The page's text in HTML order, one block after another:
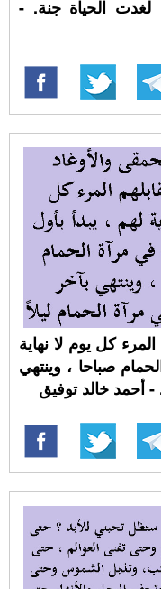
لغدت الحياة جنة. -
كل يوم لا نهاية
صباحا ، وينتهي
- أحمد خالد توفيق